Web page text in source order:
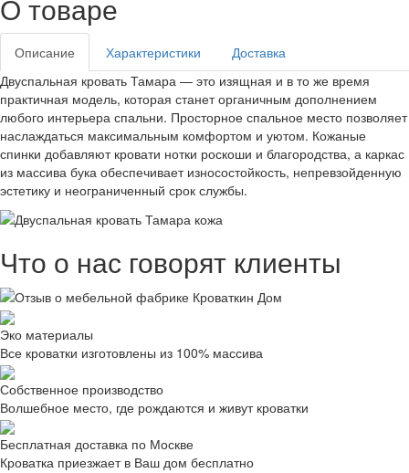
О товаре
Описание Характеристики
Доставка
Двуспальная кровать Тамара — это изящная и в то же время
практичная модель, которая станет органичным дополнением
любого интерьера спальни. Просторное спальное место позволяет
наслаждаться максимальным комфортом и уютом. Кожаные
спинки добавляют кровати нотки роскоши и благородства, а каркас
из массива бука обеспечивает износостойкость, непревзойденную
эстетику и неограниченный срок службы.
Что о нас говорят клиенты
Эко материалы
Все кроватки изготовлены из 100% массива
Собственное производство
Волшебное место, где рождаются и живут кроватки
Бесплатная доставка по Москве
Кроватка приезжает в Ваш дом бесплатно